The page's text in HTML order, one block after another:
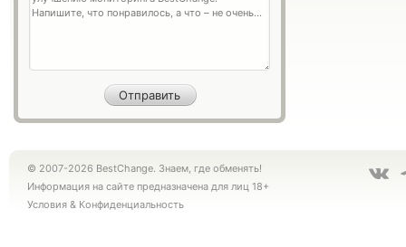
© 2007-2026 BestChange. Знаем, где обменять!
Информация на сайте предназначена для лиц 18+
Условия & Конфиденциальность